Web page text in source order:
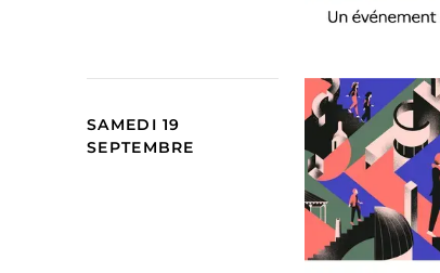
SAMEDI 19
SEPTEMBRE